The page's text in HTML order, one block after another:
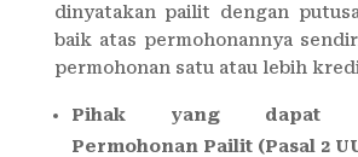
dinyatakan pailit dengan
baik atas permohonannya
permohonan satu atau lebih
Pihak yang dapat
Permohonan Pailit (Pasal 2